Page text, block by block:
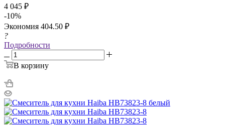
4 045 ₽
-10%
Экономия 404.50 ₽
?
Подробности
В корзину